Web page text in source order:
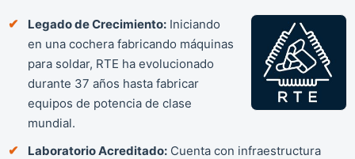
Legado de Crecimiento: Iniciando
en una cochera fabricando máquinas
para soldar, RTE ha evolucionado
durante 37 años hasta fabricar
equipos de potencia de clase
mundial.
Laboratorio Acreditado: Cuenta con infraestructura